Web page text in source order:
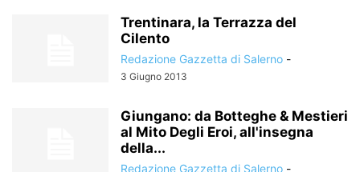
Trentinara, la Terrazza del
Cilento
Redazione Gazzetta di Salerno -
3 Giugno 2013
Giungano: da Botteghe & Mestieri
al Mito Degli Eroi, all'insegna
della...
Redazione Gazzetta di Salerno -